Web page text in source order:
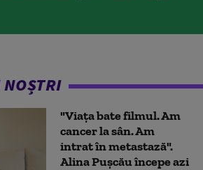
"Viața bate filmul. Am
cancer la sân. Am
intrat în metastază".
Alina Pușcău începe azi